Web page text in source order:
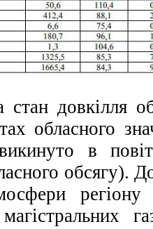
довкілля
обласного
в
обсягу).
регіону